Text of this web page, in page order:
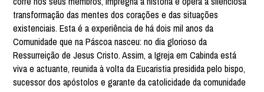
transformação das mentes dos corações e das situações
existenciais. Esta é a experiência de há dois mil anos da
Comunidade que na Páscoa nasceu: no dia glorioso da
Ressurreição de Jesus Cristo. Assim, a Igreja em Cabinda está
viva e actuante, reunida à volta da Eucaristia presidida pelo bispo,
sucessor dos apóstolos e garante da catolicidade da comunidade